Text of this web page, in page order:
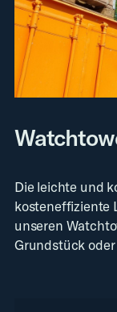
Die leichte und
kosteneffiziente
unseren
Grundstück